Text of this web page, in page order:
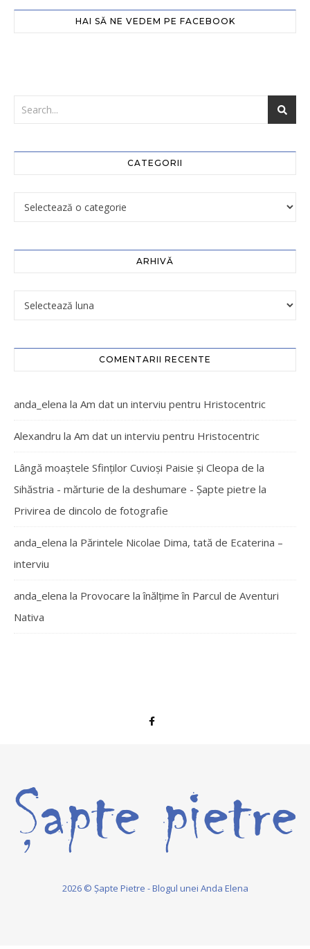
HAI SĂ NE VEDEM PE FACEBOOK
CATEGORII
ARHIVĂ
COMENTARII RECENTE
anda_elena la Am dat un interviu pentru Hristocentric
Alexandru la Am dat un interviu pentru Hristocentric
Lângă moaștele Sfinților Cuvioși Paisie și Cleopa de la
Sihăstria - mărturie de la deshumare - Şapte pietre la
Privirea de dincolo de fotografie
anda_elena la Părintele Nicolae Dima, tată de Ecaterina –
interviu
anda_elena la Provocare la înălțime în Parcul de Aventuri
Nativa
2026 © Șapte Pietre - Blogul unei Anda Elena